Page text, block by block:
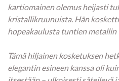
kartiomainen olemus heijasti
kristallikruunuista. Hän
hopeakaulusta tuntien metallin
Tämä hiljainen kosketuksen
elegantin esineen kanssa oli